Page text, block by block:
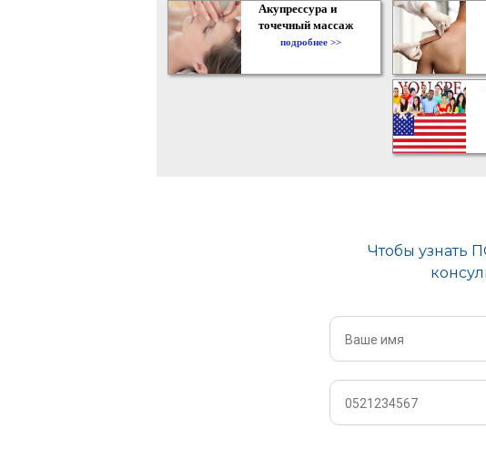
Акупрессура и
точечный массаж
подробнее >>